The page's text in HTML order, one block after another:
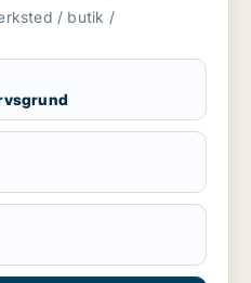
/ butik /